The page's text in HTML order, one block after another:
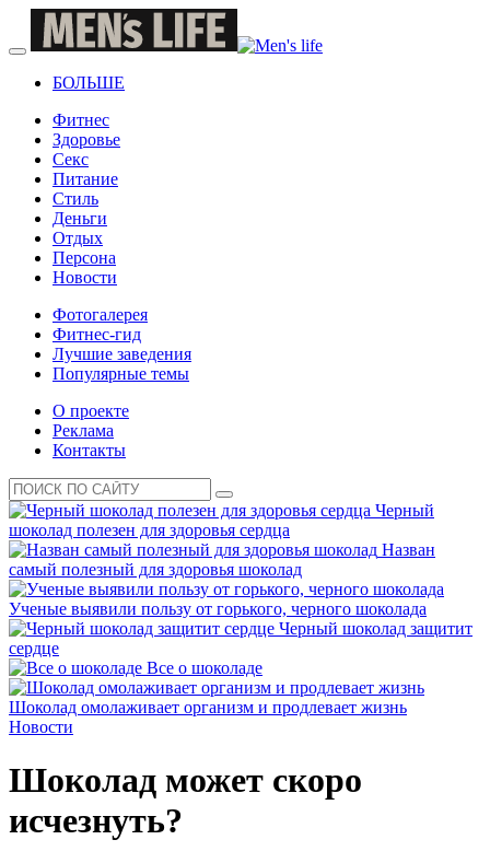
БОЛЬШЕ
Фитнес
Здоровье
Секс
Питание
Стиль
Деньги
Отдых
Персона
Новости
Фотогалерея
Фитнес-гид
Лучшие заведения
Популярные темы
О проекте
Реклама
Контакты
Черный
шоколад полезен для здоровья сердца
Назван
самый полезный для здоровья шоколад
Ученые выявили пользу от горького, черного шоколада
Черный шоколад защитит
сердце
Все о шоколаде
Шоколад омолаживает организм и продлевает жизнь
Новости
Шоколад может скоро
исчезнуть?